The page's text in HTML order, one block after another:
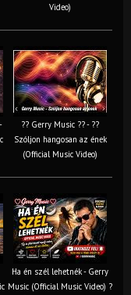
Video)
?? Gerry Music ?? - ??
Szóljon hangosan az ének
(Official Music Video)
Ha én szél lehetnék - Gerry
Music (Official Music Video) ?️